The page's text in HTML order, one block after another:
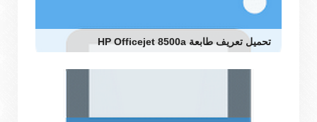
تحميل تعريف طابعة HP Officejet 8500a